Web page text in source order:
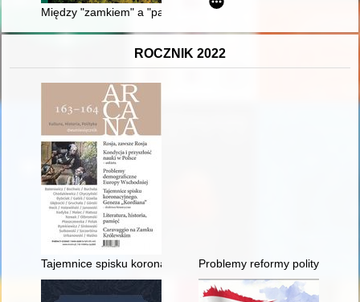
Między "zamkiem" a "pałacem" : rezydencja biskupów
ROCZNIK 2022
Tajemnice spisku koronacyjnego : (geneza "Kordiana" :
Problemy reformy polityki